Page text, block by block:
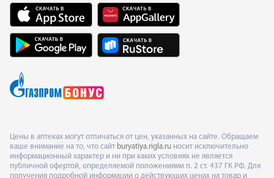
Цены в аптеках могут отличаться от цен, указанных на сайте. Обращаем
ваше внимание на то, что сайт buryatiya.rigla.ru носит исключительно
информационный характер и ни при каких условиях не является
публичной офертой, определяемой положениями п. 2 ст. 437 ГК РФ. Для
получения подробной информации о действующих ценах на товар и